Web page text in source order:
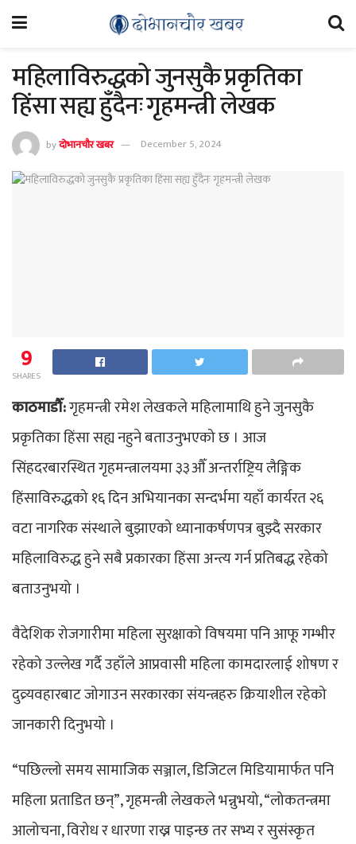
महिलाविरुद्धको जुनसुकै प्रकृतिका
हिंसा सह्य हुँदैनः गृहमन्त्री लेखक
byदोभानचौर खबर December 5, 2024
9
SHARES
काठमाडौँ:गृहमन्त्री रमेश लेखकले महिलामाथि हुने जुनसुकै
प्रकृतिका हिंसा सह्य नहुने बताउनुभएको छ । आज
सिंहदरबारस्थित गृहमन्त्रालयमा ३३औँ अन्तर्राष्ट्रिय लैङ्गिक
हिंसाविरुद्धको १६ दिन अभियानका सन्दर्भमा यहाँ कार्यरत २६
वटा नागरिक संस्थाले बुझाएको ध्यानाकर्षणपत्र बुझ्दै सरकार
महिलाविरुद्ध हुने सबै प्रकारका हिंसा अन्त्य गर्न प्रतिबद्ध रहेको
बताउनुभयो ।
वैदेशिक रोजगारीमा महिला सुरक्षाको विषयमा पनि आफू गम्भीर
रहेको उल्लेख गर्दै उहाँले आप्रवासी महिला कामदारलाई शोषण र
दुव्र्यवहारबाट जोगाउन सरकारका संयन्त्रहरु क्रियाशील रहेको
जानकारी दिनुभयो ।
“पछिल्लो समय सामाजिक सञ्जाल, डिजिटल मिडियामार्फत पनि
महिला प्रताडित छन्”, गृहमन्त्री लेखकले भन्नुभयो, “लोकतन्त्रमा
आलोचना, विरोध र धारणा राख्न पाइन्छ तर सभ्य र सुसंस्कृत